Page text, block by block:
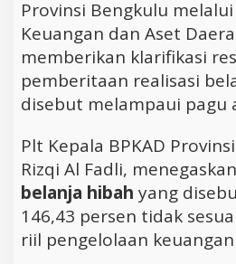
Provinsi Bengkulu
Keuangan dan Aset
memberikan klarifikasi
pemberitaan realisasi
disebut melampaui pagu
Plt Kepala BPKAD
Rizqi Al Fadli,
belanja hibah yang
146,43 persen tidak
riil pengelolaan